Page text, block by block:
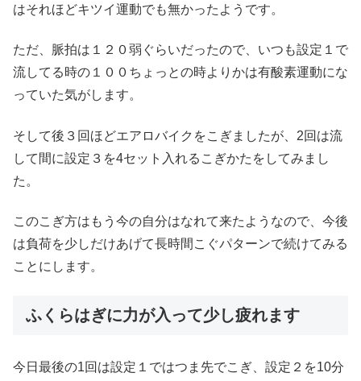
はそれほどキツイ運動でも無かったようです。
ただ、脈拍は１２０弱ぐらいだったので、いつも設定１で
流してる時の１００ちょっとの時よりかは有酸素運動にな
っていた気がします。
そして後３回ほどエアロバイクをこぎましたが、2回は流
して間に設定３を4セット入れるこぎかたをしてみまし
た。
このこぎ方はもう今の自分はなれて来たようなので、今後
は負荷を少しだけあげて長時間こぐパターンで続けてみる
ことにします。
ふくらはぎに力が入って少し疲れます
今日最後の1回は設定１ではつま先でこぎ、設定２を10分